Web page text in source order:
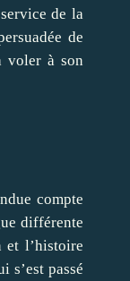
de la
de
voler à son
compte
différente
et l’histoire
s’est passé